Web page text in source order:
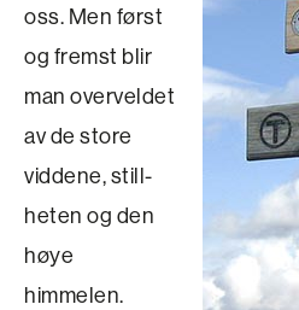
oss. Men først
og fremst blir
man overveldet
av de store
viddene, still­
heten og den
høye
himmelen.